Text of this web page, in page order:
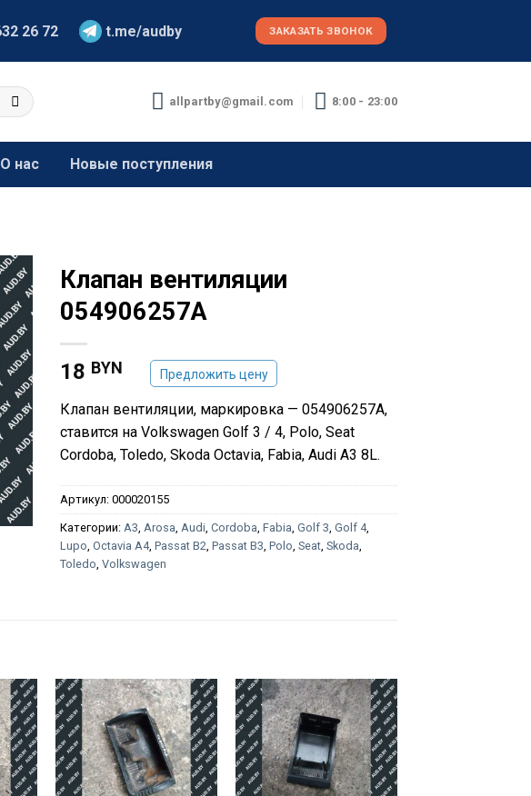
26 72 t.me/audby ЗАКАЗАТЬ ЗВОНОК
allpartby@gmail.com 8:00 - 23:00
О нас Новые поступления
Клапан вентиляции
054906257A
18 BYN Предложить цену
Клапан вентиляции, маркировка — 054906257A,
ставится на Volkswagen Golf 3 / 4, Polo, Seat
Cordoba, Toledo, Skoda Octavia, Fabia, Audi A3 8L.
Артикул:000020155
Категории: A3 Arosa Audi ,Cordoba ,Fabia ,Golf 3 ,Golf 4,
Lupo ,Octavia A4,Passat B2 ,Passat B3 ,Polo ,Seat ,Skoda
Toledo ,Volkswagen